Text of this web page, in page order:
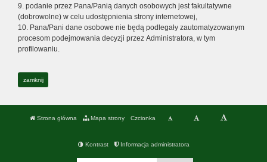
9. podanie przez Pana/Panią danych osobowych jest fakultatywne
(dobrowolne) w celu udostępnienia strony internetowej,
10. Pana/Pani dane osobowe nie będą podlegały zautomatyzowanym
procesom podejmowania decyzji przez Administratora, w tym
profilowaniu.
zamknij
Strona główna Mapa strony Czcionka
Kontrast Informacja administratora